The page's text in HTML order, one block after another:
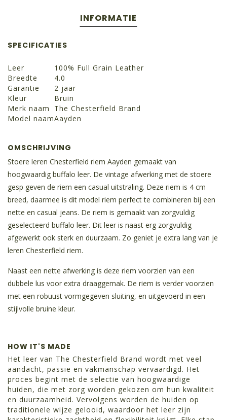
INFORMATIE
SPECIFICATIES
Leer
100% Full Grain Leather
Breedte
4.0
Garantie
2 jaar
Kleur
Bruin
Merk naam
The Chesterfield Brand
Model naamAayden
OMSCHRIJVING
Stoere leren Chesterfield riem Aayden gemaakt van
hoogwaardig buffalo leer. De vintage afwerking met de stoere
gesp geven de riem een casual uitstraling. Deze riem is 4 cm
breed, daarmee is dit model riem perfect te combineren bij een
nette en casual jeans. De riem is gemaakt van zorgvuldig
geselecteerd buffalo leer. Dit leer is naast erg zorgvuldig
afgewerkt ook sterk en duurzaam. Zo geniet je extra lang van je
leren Chesterfield riem.
Naast een nette afwerking is deze riem voorzien van een
dubbele lus voor extra draaggemak. De riem is verder voorzien
met een robuust vormgegeven sluiting, en uitgevoerd in een
stijlvolle bruine kleur.
HOW IT'S MADE
Het leer van The Chesterfield Brand wordt met veel
aandacht, passie en vakmanschap vervaardigd. Het
proces begint met de selectie van hoogwaardige
huiden, die met zorg worden gekozen om hun kwaliteit
en duurzaamheid. Vervolgens worden de huiden op
traditionele wijze gelooid, waardoor het leer zijn